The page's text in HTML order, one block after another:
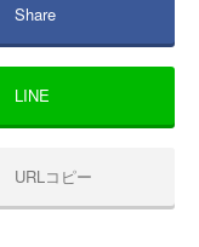
Share
LINE
URLコピー